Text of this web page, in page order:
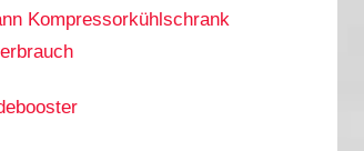
Kompressorkühlschrank